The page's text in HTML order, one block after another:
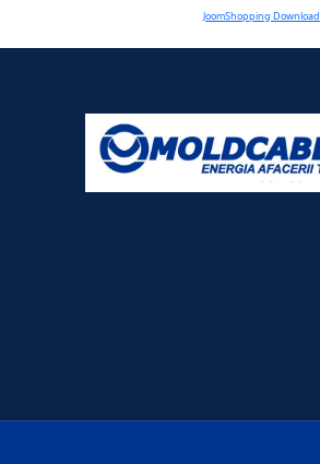
JoomShopping